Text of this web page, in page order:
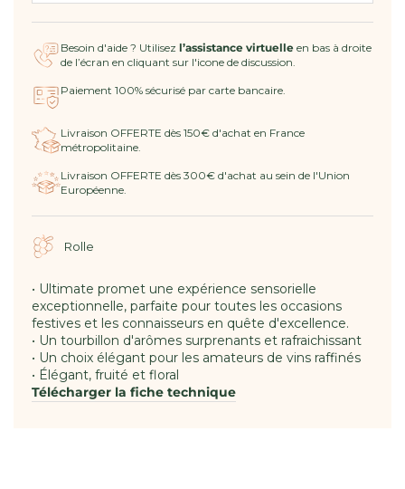
-
Ultimate
Provence
-
Ultimate
Provence
Besoin d'aide ? Utilisez l’assistance virtuelle en bas à droite
de l’écran en cliquant sur l'icone de discussion.
Paiement 100% sécurisé par carte bancaire.
Livraison OFFERTE dès 150€ d'achat en France
métropolitaine.
Livraison OFFERTE dès 300€ d'achat au sein de l'Union
Européenne.
Rolle
• Ultimate promet une expérience sensorielle
exceptionnelle, parfaite pour toutes les occasions
festives et les connaisseurs en quête d'excellence.
• Un tourbillon d'arômes surprenants et rafraichissant
• Un choix élégant pour les amateurs de vins raffinés
• Élégant, fruité et floral
Télécharger la fiche technique